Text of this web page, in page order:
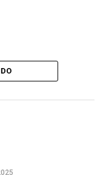
se
el
de avanzar